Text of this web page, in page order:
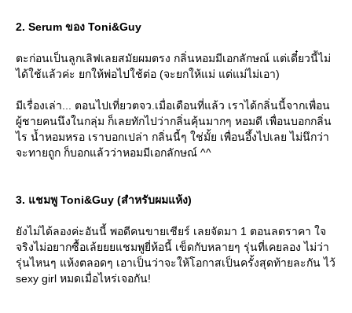
2. Serum ของ Toni&Guy
ตะก่อนเป็นลูกเลิฟเลยสมัยผมตรง กลิ่นหอมมีเอกลักษณ์ แต่เดี๋ยวนี้ไม่
ได้ใช้แล้วค่ะ ยกให้พ่อไปใช้ต่อ (จะยกให้แม่ แต่แม่ไม่เอา)
มีเรื่องเล่า... ตอนไปเที่ยวตจว.เมื่อเดือนที่แล้ว เราได้กลิ่นนี้จากเพื่อน
ผู้ชายคนนึงในกลุ่ม ก็เลยทักไปว่ากลิ่นคุ้นมากๆ หอมดี เพื่อนบอกกลิ่น
ไร น้ำหอมหรอ เราบอกเปล่า กลิ่นนี้ๆ ใช่มั้ย เพื่อนอึ้งไปเลย ไม่นึกว่า
จะทายถูก ก็บอกแล้วว่าหอมมีเอกลักษณ์ ^^
3. แชมพู Toni&Guy (สำหรับผมแห้ง)
ังไม่ได้ลองค่ะอันนี้ พอดีคนขายเชียร์ เลยจัดมา 1 ตอนลดราคา ใจ
จริงไม่อยากซื้อเล้ยยยแชมพูยี่ห้อนี้ เข็ดกับหลายๆ รุ่นที่เคยลอง ไม่ว่า
รุ่นไหนๆ แห้งตลอดๆ เอาเป็นว่าจะให้โอกาสเป็นครั้งสุดท้ายละกัน ไว้
sexy girl หมดเมื่อไหร่เจอกัน!